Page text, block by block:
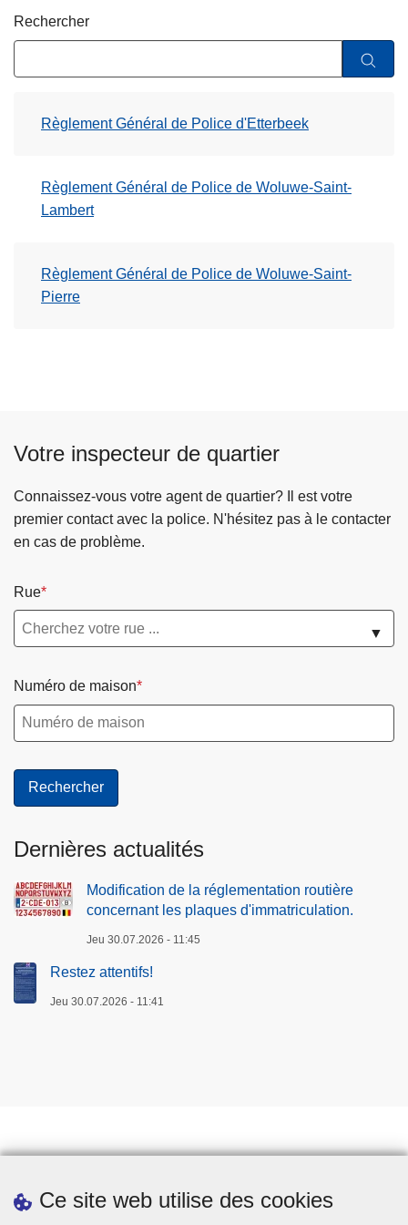
Ce site web utilise des cookies
Rechercher
Règlement Général de Police d'Etterbeek
Règlement Général de Police de Woluwe-Saint-
Lambert
Règlement Général de Police de Woluwe-Saint-
Pierre
Votre inspecteur de quartier
Connaissez-vous votre agent de quartier? Il est votre
premier contact avec la police. N'hésitez pas à le contacter
en cas de problème.
Rue
▼
Numéro de maison
Dernières actualités
Modification de la réglementation routière
concernant les plaques d'immatriculation.
Jeu 30.07.2026 - 11:45
Restez attentifs!
Jeu 30.07.2026 - 11:41
Téléchargements